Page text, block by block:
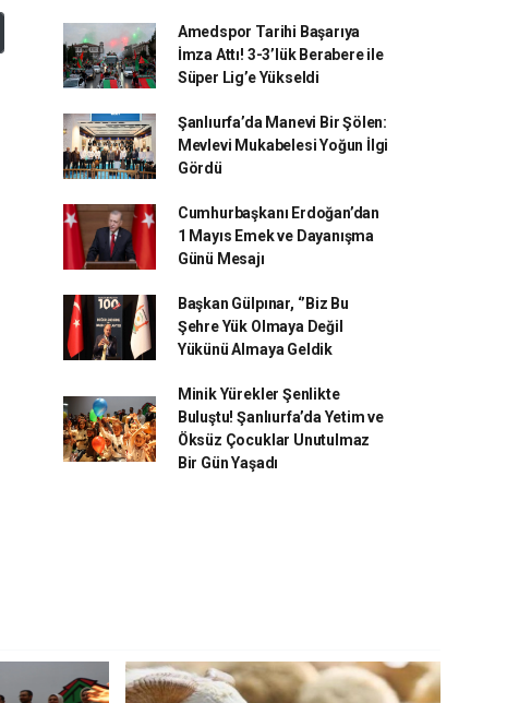
Amedspor Tarihi Başarıya
İmza Attı! 3-3’lük Berabere ile
Süper Lig’e Yükseldi
Şanlıurfa’da Manevi Bir Şölen:
Mevlevi Mukabelesi Yoğun İlgi
Gördü
Cumhurbaşkanı Erdoğan’dan
1 Mayıs Emek ve Dayanışma
Günü Mesajı
Başkan Gülpınar, ‘’Biz Bu
Şehre Yük Olmaya Değil
Yükünü Almaya Geldik
Minik Yürekler Şenlikte
Buluştu! Şanlıurfa’da Yetim ve
Öksüz Çocuklar Unutulmaz
Bir Gün Yaşadı